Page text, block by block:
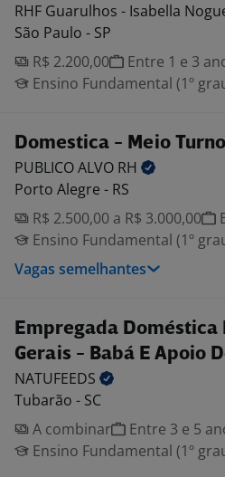
RHF Guarulhos - Isabella
São Paulo - SP
R$ 2.200,00
Entre 1 e 3
Ensino Fundamental (1º
Domestica - Meio Turno
PUBLICO ALVO RH
Porto Alegre - RS
R$ 2.500,00 a R$ 3.000,00
Ensino Fundamental (1º
Vagas semelhantes
Empregada Doméstica
Gerais - Babá E Apoio
NATUFEEDS
Tubarão - SC
A combinar
Entre 3 e 5
Ensino Fundamental (1º